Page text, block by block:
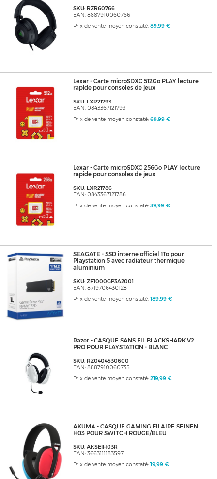
SKU: RZR60766
EAN: 8887910060766
Prix de vente moyen constaté: 89,99 €
Lexar - Carte microSDXC 512Go PLAY lecture
rapide pour consoles de jeux
SKU: LXR21793
EAN: 0843367121793
Prix de vente moyen constaté: 69,99 €
Lexar - Carte microSDXC 256Go PLAY lecture
rapide pour consoles de jeux
SKU: LXR21786
EAN: 0843367121786
Prix de vente moyen constaté: 39,99 €
SEAGATE - SSD interne officiel 1To pour
Playstation 5 avec radiateur thermique
aluminium
SKU: ZP1000GP3A2001
EAN: 8719706430128
Prix de vente moyen constaté: 189,99 €
Razer - CASQUE SANS FIL BLACKSHARK V2
PRO POUR PLAYSTATION - BLANC
SKU: RZ0404530600
EAN: 8887910060735
Prix de vente moyen constaté: 219,99 €
AKUMA - CASQUE GAMING FILAIRE SEINEN
H03 POUR SWITCH ROUGE/BLEU
SKU: AKSEIH03R
EAN: 3663111183597
Prix de vente moyen constaté: 19,99 €